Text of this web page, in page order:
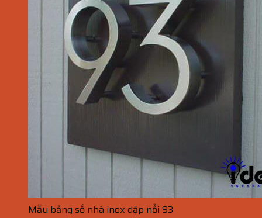
Mẫu bảng số nhà inox dập nổi 93